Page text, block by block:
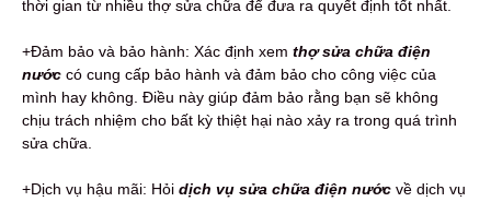
thời gian từ nhiều thợ sửa chữa để đưa ra quyết định tốt nhất.
+Đảm bảo và bảo hành: Xác định xem thợ sửa chữa điện
nước có cung cấp bảo hành và đảm bảo cho công việc của
mình hay không. Điều này giúp đảm bảo rằng bạn sẽ không
chịu trách nhiệm cho bất kỳ thiệt hại nào xảy ra trong quá trình
sửa chữa.
+Dịch vụ hậu mãi: Hỏi dịch vụ sửa chữa điện nước về dịch vụ